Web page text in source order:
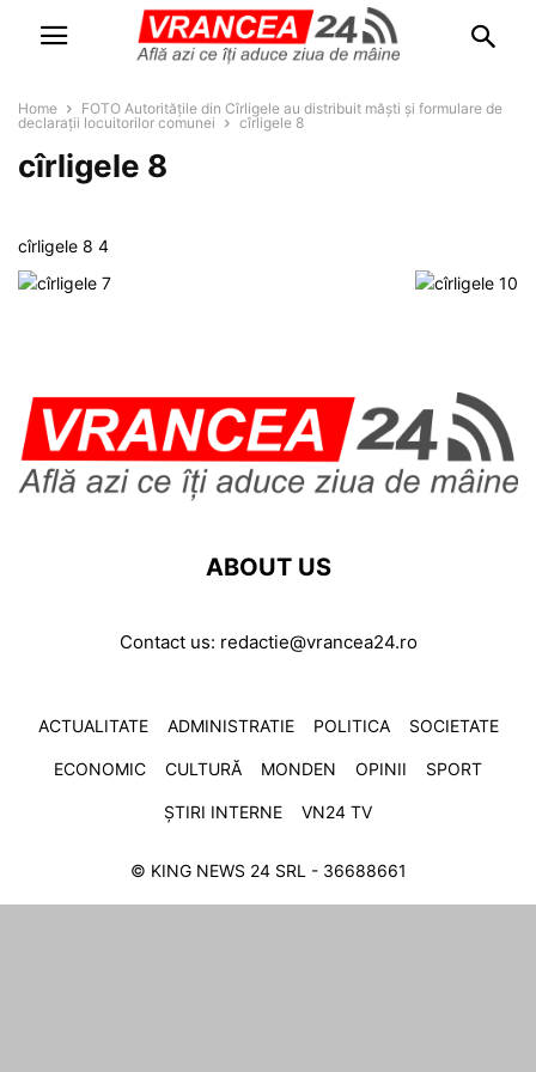
Home
FOTO Autoritățile din Cîrligele au distribuit măști și formulare de
declarații locuitorilor comunei
cîrligele 8
cîrligele 8
cîrligele 8 4
ABOUT US
Contact us: redactie@vrancea24.ro
ACTUALITATE ADMINISTRATIE POLITICA SOCIETATE
ECONOMIC CULTURĂ MONDEN OPINII SPORT
ȘTIRI INTERNE VN24 TV
© KING NEWS 24 SRL - 36688661